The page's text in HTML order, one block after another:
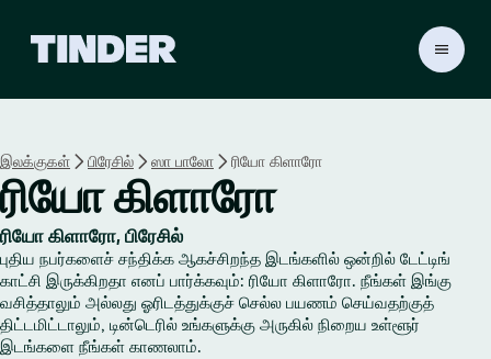
ம்
இலக்குகள் பிரேசில் ஸா பாலோ ரியோ கிளாரோ
ரியோ கிளாரோ
ரியோ கிளாரோ, பிரேசில்
புதிய நபர்களைச் சந்திக்க ஆகச்சிறந்த இடங்களில் ஒன்றில் டேட்டிங்
காட்சி இருக்கிறதா எனப் பார்க்கவும்: ரியோ கிளாரோ. நீங்கள் இங்கு
வசித்தாலும் அல்லது ஓரிடத்துக்குச் செல்ல பயணம் செய்வதற்குத்
திட்டமிட்டாலும், டின்டெரில் உங்களுக்கு அருகில் நிறைய உள்ளூர்
இடங்களை நீங்கள் காணலாம்.